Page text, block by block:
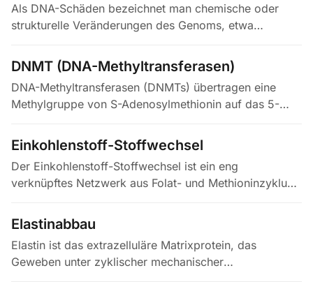
Als DNA-Schäden bezeichnet man chemische oder
strukturelle Veränderungen des Genoms, etwa
oder Quervernetzungen. Sie entstehen…
DNMT (DNA-Methyltransferasen)
DNA-Methyltransferasen (DNMTs) übertragen eine
Methylgruppe von S-Adenosylmethionin auf das 5-
Dinukleotiden. Im Säugetiergenom…
Einkohlenstoff-Stoffwechsel
Der Einkohlenstoff-Stoffwechsel ist ein eng
verknüpftes Netzwerk aus Folat- und Methioninzyklus,
die Remethylierung von…
Elastinabbau
Elastin ist das extrazelluläre Matrixprotein, das
Geweben unter zyklischer mechanischer